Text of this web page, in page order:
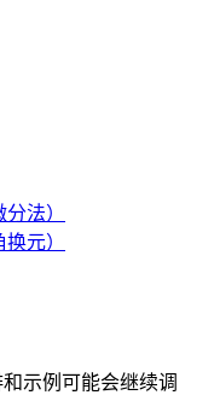
法）
元）
示例可能会继续调